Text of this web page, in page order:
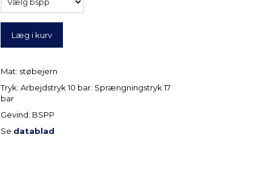
Læg i kurv
Mat: støbejern
Tryk: Arbejdstryk 10 bar. Sprængningstryk 17
bar
Gevind: BSPP
Se datablad